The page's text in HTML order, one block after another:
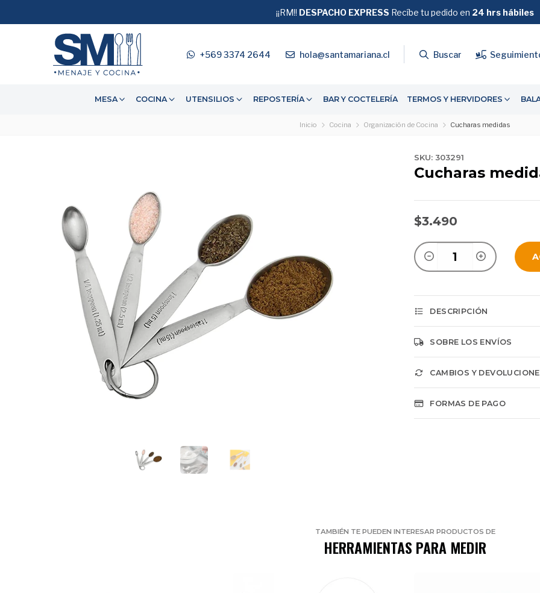
+569 3374 2644 hola@santamariana.cl Buscar
MESA COCINA UTENSILIOS REPOSTERÍA BAR Y COCTELERÍA TERMOS Y HERVIDORES
GRATIS SOBRE $39.990
¡¡RM!! DESPACHO EXPRESS Recíbe tu pedido en 24 hrs hábiles
Inicio Cocina Organización de Cocina Cucharas medidas
SKU: 303291
Cucharas
$3.490
DESCRIPCIÓN
SOBRE LOS ENVÍOS
CAMBIOS Y
FORMAS DE PAGO
TAMBIÉN TE PUEDEN INTERESAR PRODUCTOS DE
HERRAMIENTAS PARA MEDIR